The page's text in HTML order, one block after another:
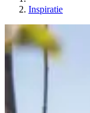
Inspiratie